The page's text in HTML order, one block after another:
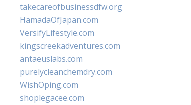
takecareofbusinessdfw.org
HamadaOfJapan.com
VersifyLifestyle.com
kingscreekadventures.com
antaeuslabs.com
purelycleanchemdry.com
WishOping.com
shoplegacee.com